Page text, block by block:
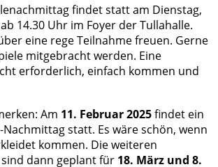
findet statt am Dienstag,
14.30 Uhr im Foyer der Tullahalle.
eine rege Teilnahme freuen. Gerne
mitgebracht werden. Eine
erforderlich, einfach kommen und
Am 11. Februar 2025findet ein
statt. Es wäre schön, wenn
kommen. Die weiteren
dann geplant für 18. März und 8.